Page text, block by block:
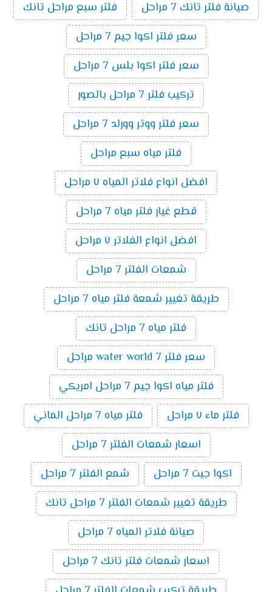
صيانة فلتر تانك 7 مراحل
فلتر سبع مراحل تانك
سعر فلتر اكوا جيم 7 مراحل
سعر فلتر اكوا بلس 7 مراحل
تركيب فلتر 7 مراحل بالصور
سعر فلتر ووتر وورلد 7 مراحل
فلتر مياه سبع مراحل
افضل انواع فلاتر المياه ٧ مراحل
قطع غيار فلتر مياه 7 مراحل
افضل انواع الفلاتر ٧ مراحل
شمعات الفلتر 7 مراحل
طريقة تغيير شمعة فلتر مياه 7 مراحل
فلتر مياه 7 مراحل تانك
سعر فلتر water world 7 مراحل
فلتر مياه اكوا جيم 7 مراحل امريكي
فلتر ماء ٧ مراحل
فلتر مياه 7 مراحل الماني
اسعار شمعات الفلتر 7 مراحل
اكوا جيت 7 مراحل
شمع الفلتر 7 مراحل
طريقة تغيير شمعات الفلتر 7 مراحل تانك
صيانة فلاتر المياه 7 مراحل
اسعار شمعات فلتر تانك 7 مراحل